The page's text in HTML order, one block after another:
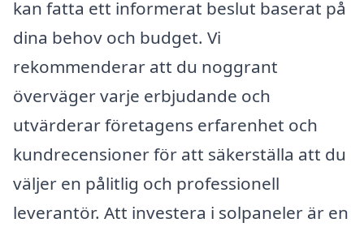
kan fatta ett informerat beslut baserat på
dina behov och budget. Vi
rekommenderar att du noggrant
överväger varje erbjudande och
utvärderar företagens erfarenhet och
kundrecensioner för att säkerställa att du
väljer en pålitlig och professionell
leverantör. Att investera i solpaneler är en